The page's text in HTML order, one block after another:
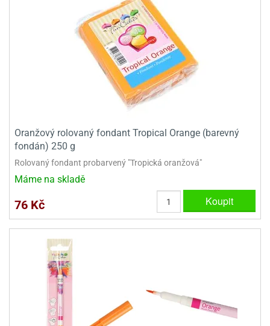
Oranžový rolovaný fondant Tropical Orange (barevný
fondán) 250 g
Rolovaný fondant probarvený "Tropická oranžová"
Máme na skladě
76 Kč Koupit